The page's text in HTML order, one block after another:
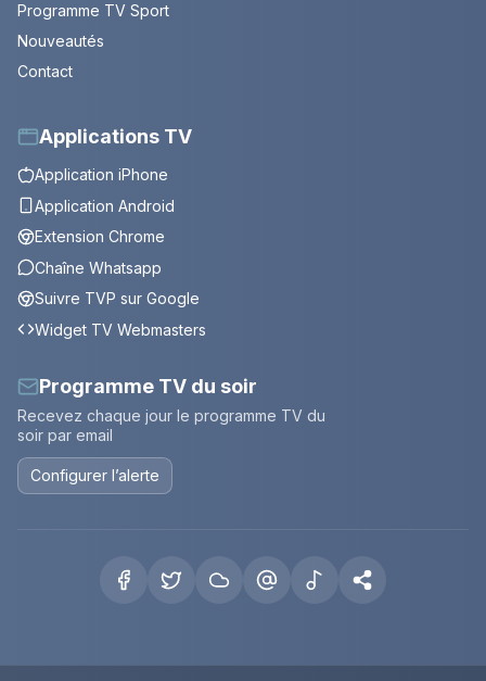
Programme TV Sport
Nouveautés
Contact
Applications TV
Application iPhone
Application Android
Extension Chrome
Chaîne Whatsapp
Suivre TVP sur Google
Widget TV Webmasters
Programme TV du soir
Recevez chaque jour le programme TV du
soir par email
Configurer l’alerte